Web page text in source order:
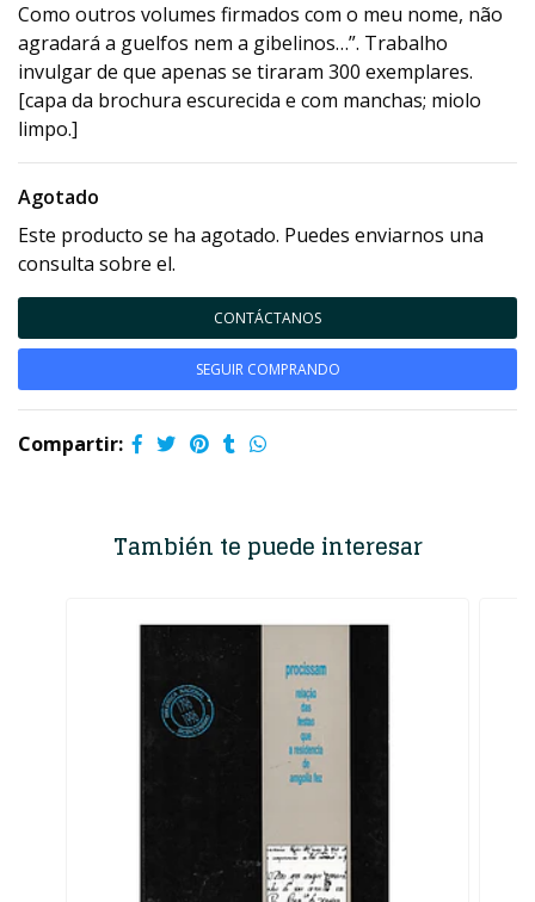
Como outros volumes firmados com o meu nome, não
agradará a guelfos nem a gibelinos…”. Trabalho
invulgar de que apenas se tiraram 300 exemplares.
[capa da brochura escurecida e com manchas; miolo
limpo.]
Agotado
Este producto se ha agotado. Puedes enviarnos una
consulta sobre el.
CONTÁCTANOS
SEGUIR COMPRANDO
Compartir:
También te puede interesar